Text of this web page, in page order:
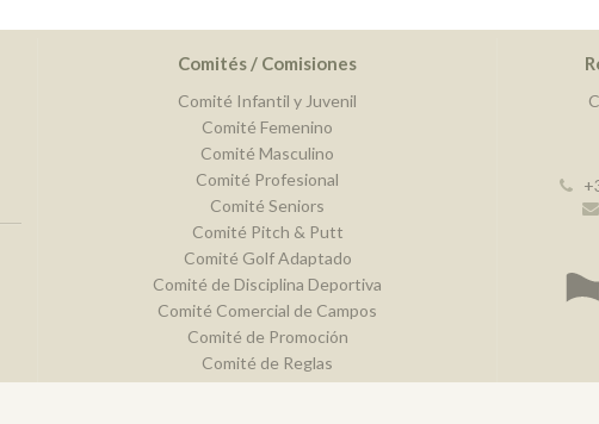
Comités / Comisiones
Comité Infantil y Juvenil
Comité Femenino
Comité Masculino
Comité Profesional
Comité Seniors
Comité Pitch & Putt
Comité Golf Adaptado
Comité de Disciplina Deportiva
Comité Comercial de Campos
Comité de Promoción
Comité de Reglas
Comité de Campos y Hándicap